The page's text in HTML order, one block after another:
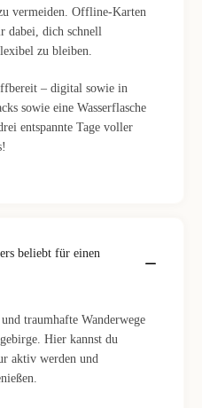
vermeiden. Offline-Karten
dabei, dich schnell
zu bleiben.
– digital sowie in
sowie eine Wasserflasche
entspannte Tage voller
beliebt für einen
traumhafte Wanderwege
Hier kannst du
aktiv werden und